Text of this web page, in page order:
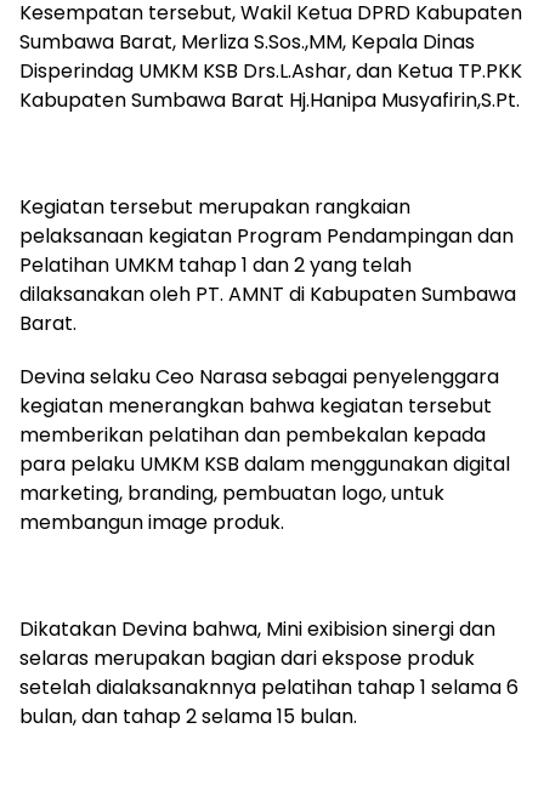
Kesempatan tersebut, Wakil Ketua DPRD Kabupaten
Sumbawa Barat, Merliza S.Sos.,MM, Kepala Dinas
Disperindag UMKM KSB Drs.L.Ashar, dan Ketua TP.PKK
Kabupaten Sumbawa Barat Hj.Hanipa Musyafirin,S.Pt.
Kegiatan tersebut merupakan rangkaian
pelaksanaan kegiatan Program Pendampingan dan
Pelatihan UMKM tahap 1 dan 2 yang telah
dilaksanakan oleh PT. AMNT di Kabupaten Sumbawa
Barat.
Devina selaku Ceo Narasa sebagai penyelenggara
kegiatan menerangkan bahwa kegiatan tersebut
memberikan pelatihan dan pembekalan kepada
para pelaku UMKM KSB dalam menggunakan digital
marketing, branding, pembuatan logo, untuk
membangun image produk.
Dikatakan Devina bahwa, Mini exibision sinergi dan
selaras merupakan bagian dari ekspose produk
setelah dialaksanaknnya pelatihan tahap 1 selama 6
bulan, dan tahap 2 selama 15 bulan.